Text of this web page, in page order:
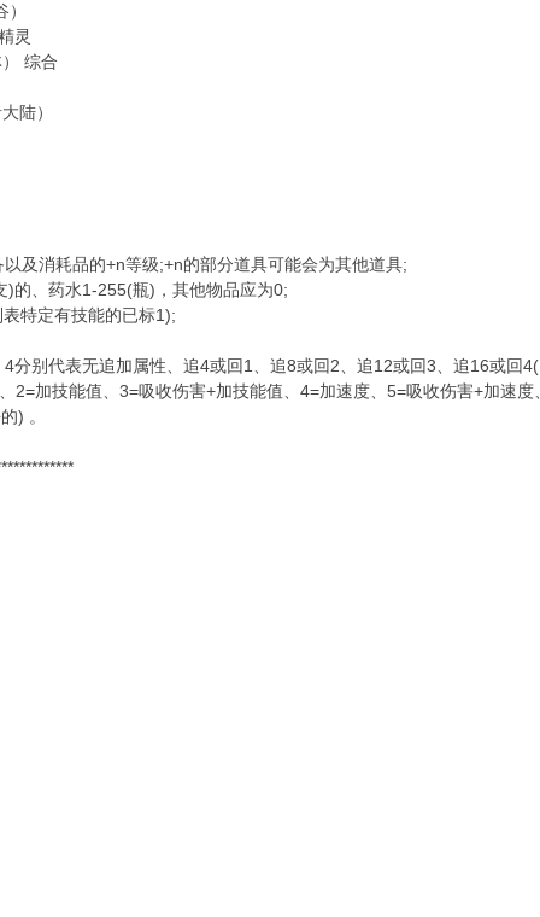
灵
综合
陆）
及消耗品的+n等级;+n的部分道具可能会为其他道具;
的、药水1-255(瓶)，其他物品应为0;
特定有技能的已标1);
分别代表无追加属性、追4或回1、追8或回2、追12或回3、追16或回
2=加技能值、3=吸收伤害+加技能值、4=加速度、5=吸收伤害+加速
) 。